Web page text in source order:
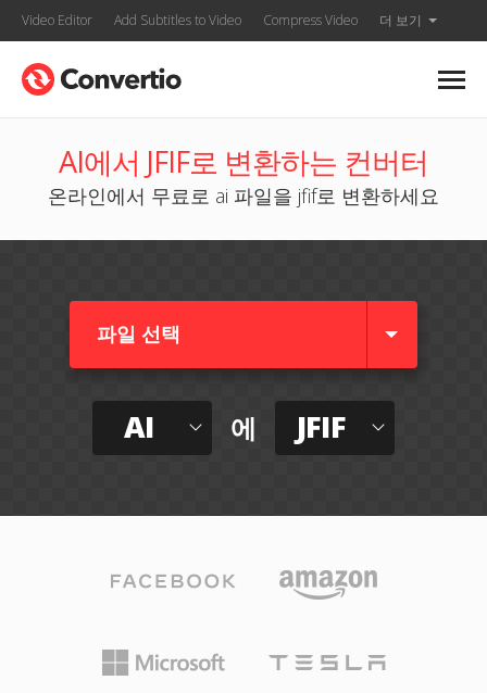
Video Editor Add Subtitles to Video Compress Video 더 보기
AI에서 JFIF로 변환하는 컨버터
온라인에서 무료로 ai 파일을 jfif로 변환하세요
파일 선택
AI 에 JFIF